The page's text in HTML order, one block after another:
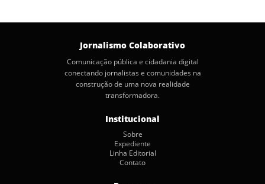
Jornalismo Colaborativo
Comunicação pública e cidadania digital
conectando jornalistas e comunidades na
construção de uma nova realidade
transformadora.
Institucional
Sobre
Expediente
Linha Editorial
Contato